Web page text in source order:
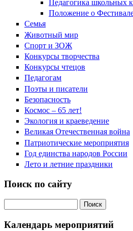
Педагогика школьных
Положение о
Семья
Животный мир
Спорт и ЗОЖ
Конкурсы творчества
Конкурсы чтецов
Педагогам
Поэты и писатели
Безопасность
Космос – 65 лет!
Экология и краеведение
Великая Отечественная война
Патриотические мероприятия
Год единства народов России
Лето и летние праздники
Поиск по сайту
Календарь мероприятий